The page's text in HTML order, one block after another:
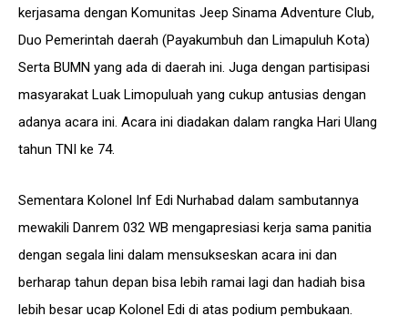
kerjasama dengan Komunitas Jeep Sinama Adventure Club,
Duo Pemerintah daerah (Payakumbuh dan Limapuluh Kota)
Serta BUMN yang ada di daerah ini. Juga dengan partisipasi
masyarakat Luak Limopuluah yang cukup antusias dengan
adanya acara ini. Acara ini diadakan dalam rangka Hari Ulang
tahun TNI ke 74.
Sementara Kolonel Inf Edi Nurhabad dalam sambutannya
mewakili Danrem 032 WB mengapresiasi kerja sama panitia
dengan segala lini dalam mensukseskan acara ini dan
berharap tahun depan bisa lebih ramai lagi dan hadiah bisa
lebih besar ucap Kolonel Edi di atas podium pembukaan.